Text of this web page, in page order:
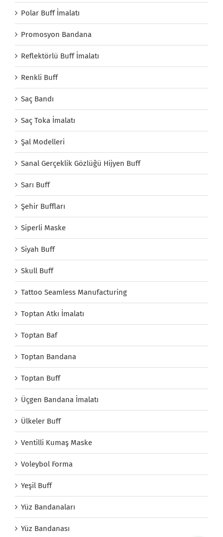
Polar Buff İmalatı
Promosyon Bandana
Reflektörlü Buff İmalatı
Renkli Buff
Saç Bandı
Saç Toka İmalatı
Şal Modelleri
Sanal Gerçeklik Gözlüğü Hijyen Buff
Sarı Buff
Şehir Buffları
Siperli Maske
Siyah Buff
Skull Buff
Tattoo Seamless Manufacturing
Toptan Atkı İmalatı
Toptan Baf
Toptan Bandana
Toptan Buff
Üçgen Bandana İmalatı
Ülkeler Buff
Ventilli Kumaş Maske
Voleybol Forma
Yeşil Buff
Yüz Bandanaları
Yüz Bandanası